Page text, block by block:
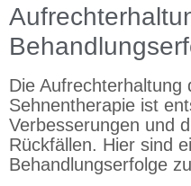
Die Aufrechterhaltung
Sehnentherapie ist
Verbesserungen und
Rückfällen. Hier sind
Behandlungserfolge